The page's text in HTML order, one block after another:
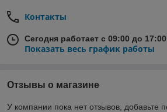
Контакты
Сегодня работает с 09:00 до 17:00
Показать весь график работы
Отзывы о магазине
У компании пока нет отзывов, добавьте